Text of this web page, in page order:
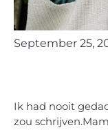
September 25,
Ik had nooit
zou schrijven.